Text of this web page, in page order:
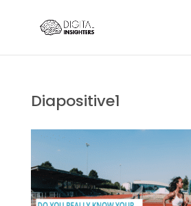
Diapositive1